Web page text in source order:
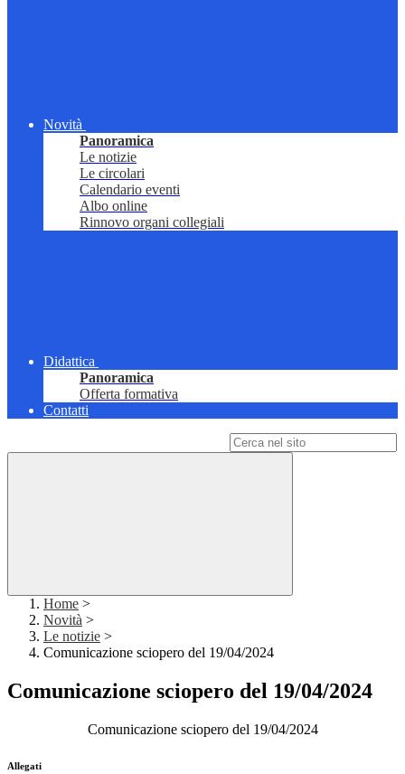
Novità
Panoramica
Le notizie
Le circolari
Calendario eventi
Albo online
Rinnovo organi collegiali
Didattica
Panoramica
Offerta formativa
Contatti
Home >
Novità >
Le notizie >
Comunicazione sciopero del 19/04/2024
Comunicazione sciopero del 19/04/2024
Comunicazione sciopero del 19/04/2024
Allegati